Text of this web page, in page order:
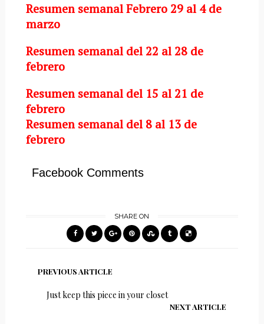
Resumen semanal Febrero 29 al 4 de
marzo
Resumen semanal del 22 al 28 de
febrero
Resumen semanal del 15 al 21 de
febrero
Resumen semanal del 8 al 13 de
febrero
Facebook Comments
SHARE ON
PREVIOUS ARTICLE
Just keep this piece in your closet
NEXT ARTICLE